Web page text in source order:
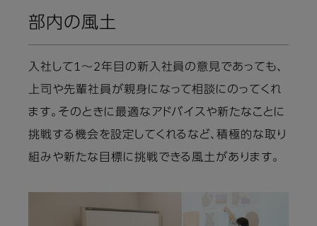
部内の風土
入社して1～2年目の新入社員の意見であっても、
上司や先輩社員が親身になって相談にのってくれ
ます。そのときに最適なアドバイスや新たなことに
挑戦する機会を設定してくれるなど、積極的な取り
組みや新たな目標に挑戦できる風土があります。